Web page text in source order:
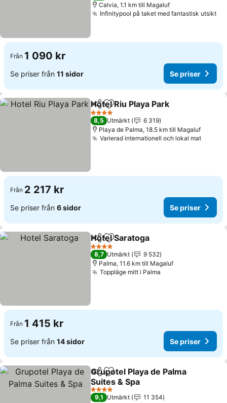
Calvia, 1.1 km till Magaluf
Infinitypool på taket med fantastisk utsikt
Från 1 090 kr
Se priser från 11 sidor Se priser
Dela Lägg till i Mina Favoriter
Hotel Riu Playa Park
4 Stjärnor
8,5 Utmärkt
6 319
Playa de Palma, 18.5 km till Magaluf
Varierad internationell och lokal matSe
Från 2 217 kr
Se priser från 6 sidor Se priser
Dela Lägg till i Mina Favoriter
Hotel Saratoga
4 Stjärnor
8,7 Utmärkt
9 532
Palma, 11.6 km till Magaluf
Toppläge mitt i Palma
Från 1 415 kr
Se priser från 14 sidor Se priser
Dela Lägg till i Mina Favoriter
Grupotel Playa de Palma
Suites & Spa
Se priser
4 Stjärnor
9,1 Utmärkt
11 354